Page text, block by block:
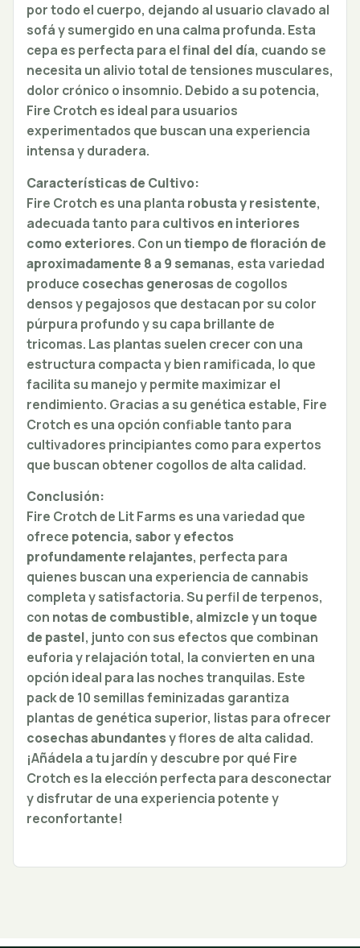
por todo el cuerpo, dejando al usuario clavado al
sofá y sumergido en una calma profunda. Esta
cepa es perfecta para elfinal del día, cuando se
necesita un alivio total de tensiones musculares,
dolor crónico o insomnio. Debido a su potencia,
Fire Crotch es ideal para usuarios
experimentados que buscan una experiencia
intensa y duradera.
Características de Cultivo:
Fire Crotch es una planta robusta y resistente,
adecuada tanto para cultivos en interiores
como exteriores. Con untiempo de floración de
aproximadamente 8 a 9 semanas, esta variedad
produce cosechas generosasde cogollos
densos y pegajosos que destacan por su color
púrpura profundo y su capa brillante de
tricomas. Las plantas suelen crecer con una
estructura compacta y bien ramificada, lo que
facilita su manejo y permite maximizar el
rendimiento. Gracias a su genética estable, Fire
Crotch es una opción confiable tanto para
cultivadores principiantes como para expertos
que buscan obtener cogollos de alta calidad.
Conclusión:
Fire Crotch de Lit Farms es una variedad que
ofrece potencia, sabor y efectos
profundamente relajantes, perfecta para
quienes buscan una experiencia de cannabis
completa y satisfactoria. Su perfil de terpenos,
con notas de combustible, almizcle y un toque
de pastel, junto con sus efectos que combinan
euforia y relajación total, la convierten en una
opción ideal para las noches tranquilas. Este
pack de 10 semillas feminizadas garantiza
plantas de genética superior, listas para ofrecer
cosechas abundantesy flores de alta calidad.
¡Añádela a tu jardín y descubre por qué Fire
Crotch es la elección perfecta para desconectar
y disfrutar de una experiencia potente y
reconfortante!